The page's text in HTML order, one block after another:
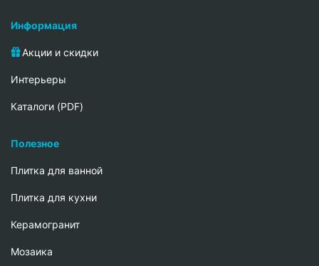
Информация
Акции и скидки
Интерьеры
Каталоги (PDF)
Полезное
Плитка для ванной
Плитка для кухни
Керамогранит
Мозаика